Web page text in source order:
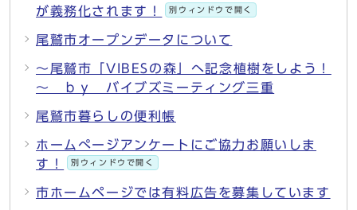
が義務化されます！
別ウィンドウで開く
尾鷲市オープンデータについて
～尾鷲市「VIBESの森」へ記念植樹をしよう！
～ ｂｙ バイブズミーティング三重
尾鷲市暮らしの便利帳
ホームぺージアンケートにご協力お願いしま
す！
別ウィンドウで開く
市ホームページでは有料広告を募集しています